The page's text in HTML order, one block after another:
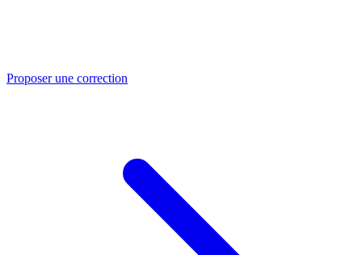
Proposer une correction